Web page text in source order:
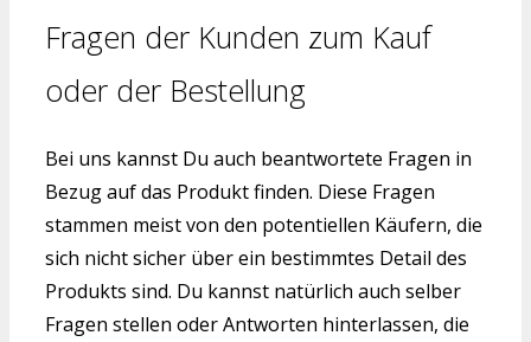
Fragen der Kunden zum Kauf
oder der Bestellung
Bei uns kannst Du auch beantwortete Fragen in
Bezug auf das Produkt finden. Diese Fragen
stammen meist von den potentiellen Käufern, die
sich nicht sicher über ein bestimmtes Detail des
Produkts sind. Du kannst natürlich auch selber
Fragen stellen oder Antworten hinterlassen, die